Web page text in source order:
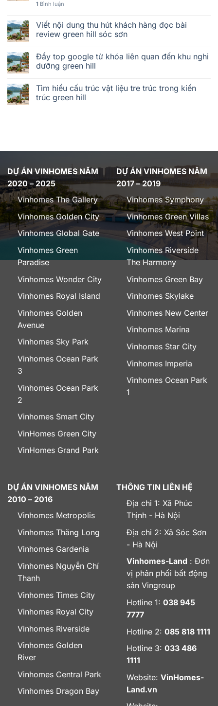
1 Bình luận
Viết nội dung thu hút khách hàng đọc bài
review green hill sóc sơn
Đẩy top google từ khóa liên quan đến khu nghỉ
dưỡng green hill
Tìm hiểu cấu trúc vật liệu tre trúc trong kiến
trúc green hill
DỰ ÁN VINHOMES NĂM
2020 – 2025
Vinhomes The Gallery
Vinhomes Golden City
Vinhomes Global Gate
Vinhomes Green
Paradise
Vinhomes Wonder City
Vinhomes Royal Island
Vinhomes Golden
Avenue
Vinhomes Sky Park
Vinhomes Ocean Park
3
Vinhomes Ocean Park
2
Vinhomes Smart City
VinHomes Green City
VinHomes Grand Park
DỰ ÁN VINHOMES NĂM
2017 – 2019
Vinhomes Symphony
Vinhomes Green Villas
Vinhomes West Point
Vinhomes Riverside
The Harmony
Vinhomes Green Bay
Vinhomes Skylake
Vinhomes New Center
Vinhomes Marina
Vinhomes Star City
Vinhomes Imperia
Vinhomes Ocean Park
1
DỰ ÁN VINHOMES NĂM
2010 – 2016
Vinhomes Metropolis
Vinhomes Thăng Long
Vinhomes Gardenia
Vinhomes Nguyễn Chí
Thanh
Vinhomes Times City
Vinhomes Royal City
Vinhomes Riverside
Vinhomes Golden
River
Vinhomes Central Park
Vinhomes Dragon Bay
THÔNG TIN LIÊN HỆ
Địa chỉ 1: Xã Phúc
Thịnh - Hà Nội
Địa chỉ 2: Xã Sóc Sơn
- Hà Nội
Vinhomes-Land : Đơn
vị phân phối bất động
sản Vingroup
Hotline 1: 038 945
7777
Hotline 2: 085 818 1111
Hotline 3: 033 486
1111
Website: VinHomes-
Land.vn